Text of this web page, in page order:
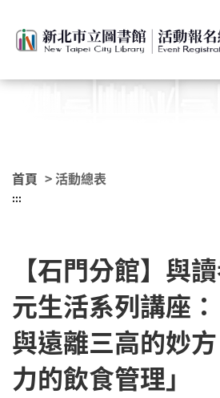
首頁 > 活動總表
:::
【石門分館】與
元生活系列講座
與遠離三高的妙
力的飲食管理」